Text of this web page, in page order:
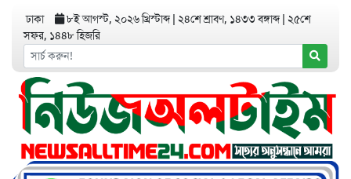
ঢাকা ৮ই আগস্ট, ২০২৬ খ্রিস্টাব্দ ২৪শে শ্রাবণ, ১৪৩৩ বঙ্গাব্দ ২৫শে
সফর, ১৪৪৮ হিজরি